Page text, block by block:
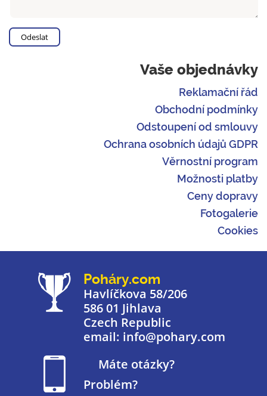
Vaše objednávky
Reklamační řád
Obchodní podmínky
Odstoupení od smlouvy
Ochrana osobních údajů GDPR
Věrnostní program
Možnosti platby
Ceny dopravy
Fotogalerie
Cookies
Poháry.com
Havlíčkova 58/206
586 01 Jihlava
Czech Republic
email: info@pohary.com
Máte otázky?
Problém?